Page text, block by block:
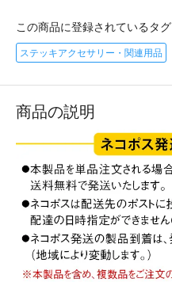
この商品に登録されているタグ
ステッキアクセサリー・関連用品
商品の説明